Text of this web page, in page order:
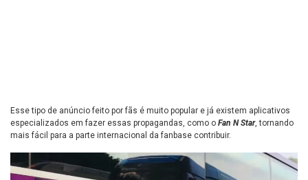
Esse tipo de anúncio feito por fãs é muito popular e já existem aplicativos
especializados em fazer essas propagandas, como o Fan N Star, tornando
mais fácil para a parte internacional da fanbase contribuir.